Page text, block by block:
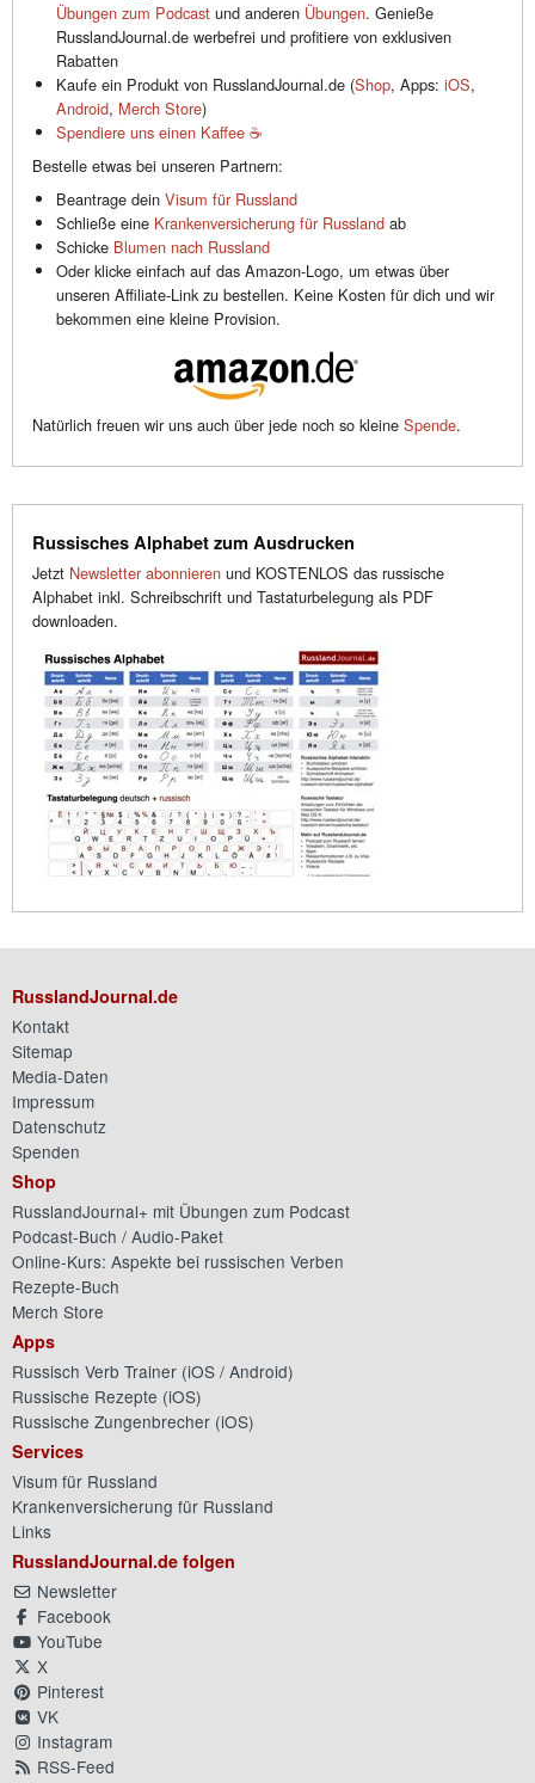
Übungen zum Podcast und anderen Übungen. Genieße
RusslandJournal.de werbefrei und profitiere von exklusiven
Rabatten
Kaufe ein Produkt von RusslandJournal.de (Shop, Apps: iOS,
Android, Merch Store)
Spendiere uns einen Kaffee ☕️
Bestelle etwas bei unseren Partnern:
Beantrage dein Visum für Russland
Schließe eine Krankenversicherung für Russland ab
Schicke Blumen nach Russland
Oder klicke einfach auf das Amazon-Logo, um etwas über
unseren Affiliate-Link zu bestellen. Keine Kosten für dich und wir
bekommen eine kleine Provision.
Natürlich freuen wir uns auch über jede noch so kleine Spende.
Russisches Alphabet zum Ausdrucken
Jetzt Newsletter abonnieren und KOSTENLOS das russische
Alphabet inkl. Schreibschrift und Tastaturbelegung als PDF
downloaden.
RusslandJournal.de
Kontakt
Sitemap
Media-Daten
Impressum
Datenschutz
Spenden
Shop
RusslandJournal+ mit Übungen zum Podcast
Podcast-Buch / Audio-Paket
Online-Kurs: Aspekte bei russischen Verben
Rezepte-Buch
Merch Store
Apps
Russisch Verb Trainer (iOS / Android)
Russische Rezepte (iOS)
Russische Zungenbrecher (iOS)
Services
Visum für Russland
Krankenversicherung für Russland
Links
RusslandJournal.de folgen
Newsletter
Facebook
YouTube
X
Pinterest
VK
Instagram
RSS-Feed